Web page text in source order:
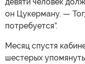
он Цукерману. —
потребуется”.
Месяц спустя
шестерых